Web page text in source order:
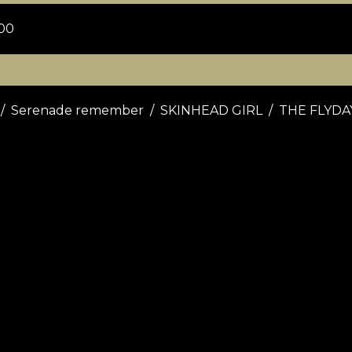
Serenade remember / SKINHEAD GIRL / THE